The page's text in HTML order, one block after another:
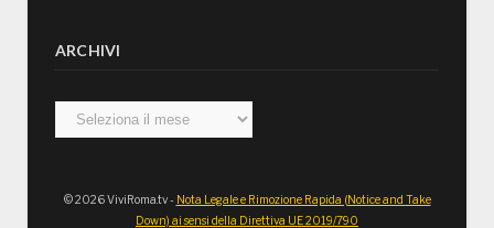
ARCHIVI
Archivi
© 2026 ViviRoma.tv - Nota Legale e Rimozione Rapida (Notice and Take
Down) ai sensi della Direttiva UE 2019/790